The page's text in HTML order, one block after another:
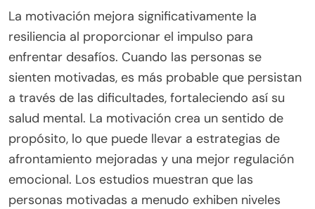
La motivación mejora significativamente la
resiliencia al proporcionar el impulso para
enfrentar desafíos. Cuando las personas se
sienten motivadas, es más probable que persistan
a través de las dificultades, fortaleciendo así su
salud mental. La motivación crea un sentido de
propósito, lo que puede llevar a estrategias de
afrontamiento mejoradas y una mejor regulación
emocional. Los estudios muestran que las
personas motivadas a menudo exhiben niveles